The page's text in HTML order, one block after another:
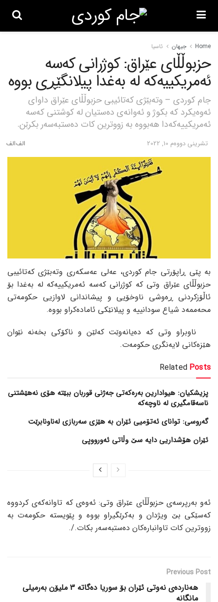
Home جیهان ئاسیا
حزبوڵڵای عێراق: کوژرانی کەسە
ئەمریکییەکە لە بەغدا پیلانگێڕی بووە
جام کوردی – وتەبێژی کەتائیبی حزبوڵڵای عێراق داوای
ئەوەیکرد کە بکوژ و ئەوانەی دەستیان لە کوشتنی کەسە
ئەمریکییەکەدا هەبووە بە زووترین کات دەستبەسەر بکرێن.
تشرینی دووه‌م 10, 2022
بە پێی ڕاپۆرتی جام کوردی، عەلی عەسکەری وتەبێژی کەتائیبی
حزبوڵڵای عێراق وتی کە کوژرانی کەسە ئەمریکییەکە لە بەغدا بۆ
ئاڵۆزکردنی ڕەوشی ناوخۆیی و پیشاندانی لاوازیی حکومەتی
محەممەد شیاع سودانییە و پیلانێکی ئامادەکراو بووە.
ناوبراو وتی کە دەیانەوێت کەلێن و ناکۆکی بخەنە نێوان
هێزەکانی لایەنگری حکومەت.
Related Posts
پزیشکیان: هیوادارین بەرەکەتی جەژنی قوربان ببێتە هۆی نەهێشتنی
ناسەقامگیری لە ناوچەکە
گەروسی: توانای ئەتۆمیی ئێران بە هێزی سەربازی لەناونابرێت
ئێران هۆشداریی دایە سێ وڵاتی ئەورووپی
ئەو بەرپرسەی حزبوڵڵای عێراق وتی: ئەوەی کە تاوانەکەی کردووە
کەسێکی بێ ویژدان و بەکرێگیراو بووە و پێویستە حکومەت بە
زووترین کات تاوانبارەکان دەستبەسەر بکات./.
Previous Post
هەناردەی نەوتی ئێران بۆ سوریا دەگاتە 3 ملیۆن بەرمیلی
مانگانە